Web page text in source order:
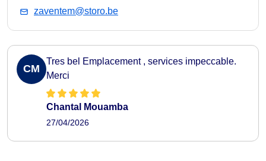
zaventem@storo.be
CM
Tres bel Emplacement , services impeccable.
Merci
Chantal Mouamba
27/04/2026